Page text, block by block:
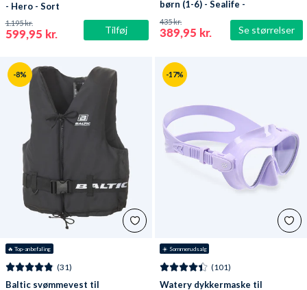
Tilføj
- Hero - Sort
599,95 kr.
1.195 kr.
Se størrelser
børn (1-6) - Sealife -
Lyseblå/grøn
389,95 kr.
435 kr.
-8%
🔥 Top-anbefaling
(31)
Baltic svømmevest til
-17%
☀️ Sommerudsalg
(101)
Watery dykkermaske til